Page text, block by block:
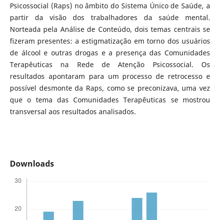
Psicossocial (Raps) no âmbito do Sistema Único de Saúde, a
partir da visão dos trabalhadores da saúde mental.
Norteada pela Análise de Conteúdo, dois temas centrais se
fizeram presentes: a estigmatização em torno dos usuários
de álcool e outras drogas e a presença das Comunidades
Terapêuticas na Rede de Atenção Psicossocial. Os
resultados apontaram para um processo de retrocesso e
possível desmonte da Raps, como se preconizava, uma vez
que o tema das Comunidades Terapêuticas se mostrou
transversal aos resultados analisados.
Downloads